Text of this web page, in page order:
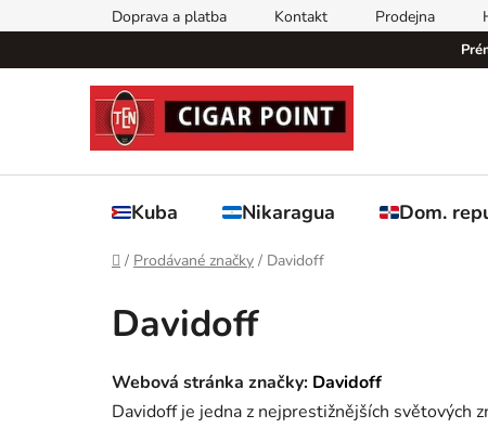
na
Doprava a platba Kontakt Prodejna
Kuba Nikaragua Dom.
Domů
/ Prodávané značky / Davidoff
Davidoff
Webová stránka značky: Davidoff
Davidoff je jedna z nejprestižnějších světových